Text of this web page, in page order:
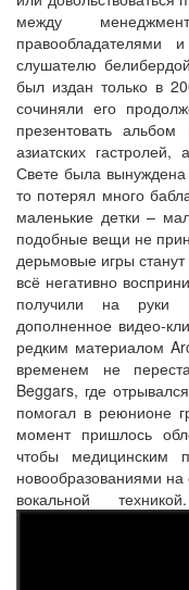
между
правообладателями
слушателю
был издан только в
сочиняли его
презентовать
азиатских
Свете была вынуждена
то потерял много
маленькие детки –
подобные вещи не
дерьмовые игры
всё негативно
получили на руки
дополненное видео-
редким материалом
временем не
Beggars, где
помогал в реюнионе
момент пришлось
чтобы медицинским
новообразованиями на
вокальной